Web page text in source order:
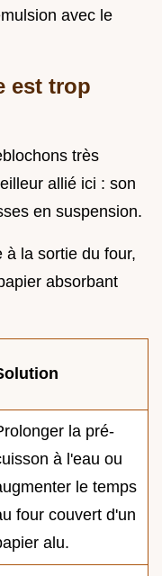
avec le
est trop
très
allié ici : son
en suspension.
à la sortie du four,
absorbant
la pré-
à l'eau ou
le temps
four couvert d'un
alu.